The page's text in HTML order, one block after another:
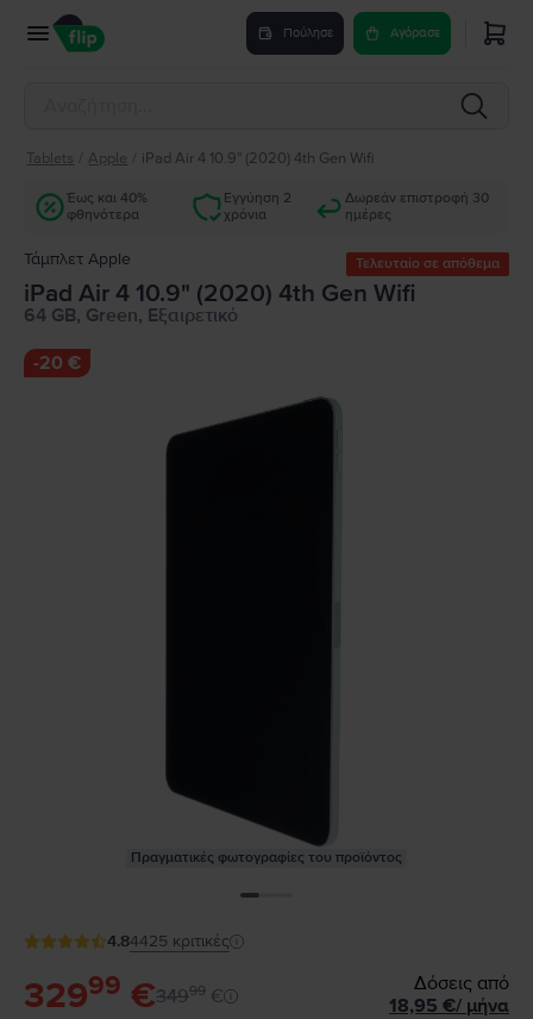
Πούλησε Αγόρασε
Tablets Apple iPad Air 4 10.9" (2020) 4th Gen Wifi
Έως και 40%
φθηνότερα
Εγγύηση 2
χρόνια
Δωρεάν επιστροφή 30
ημέρες
Τάμπλετ Apple Τελευταίο σε απόθεμα
iPad Air 4 10.9" (2020) 4th Gen Wifi
64 GB, Green, Εξαιρετικό
-20 €
Πραγματικές φωτογραφίες του προϊόντος
4.84425 κριτικές
32999 €34999 €
Δόσεις από
18,95 €/ μήνα